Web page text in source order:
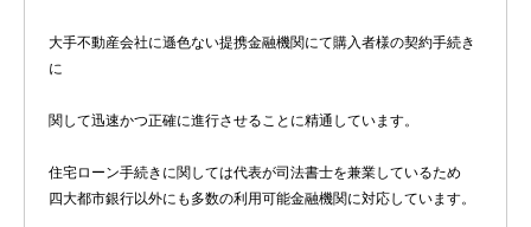
大手不動産会社に遜色ない提携金融機関にて購入者様の契約手続き
に
関して迅速かつ正確に進行させることに精通しています。
住宅ローン手続きに関しては代表が司法書士を兼業しているため
四大都市銀行以外にも多数の利用可能金融機関に対応しています。